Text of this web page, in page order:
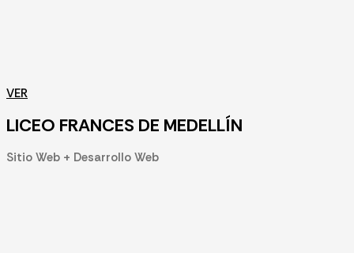
VER
LICEO FRANCES DE MEDELLÍN
Sitio Web + Desarrollo Web